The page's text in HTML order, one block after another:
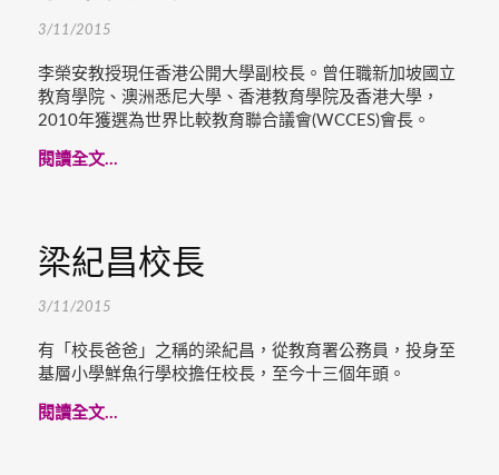
3/11/2015
李榮安教授現任香港公開大學副校長。曾任職新加坡國立
教育學院、澳洲悉尼大學、香港教育學院及香港大學，
2010年獲選為世界比較教育聯合議會(WCCES)會長。
閱讀全文...
梁紀昌校長
3/11/2015
有「校長爸爸」之稱的梁紀昌，從教育署公務員，投身至
基層小學鮮魚行學校擔任校長，至今十三個年頭。
閱讀全文...